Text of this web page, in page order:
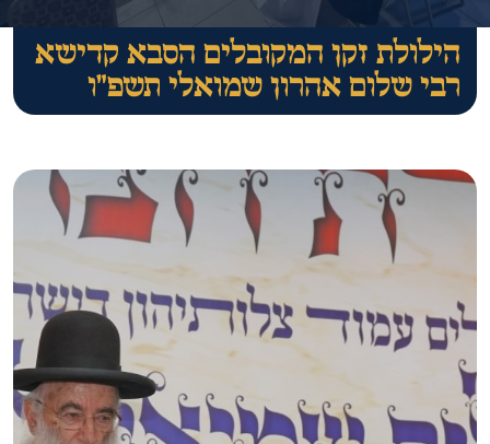
הילולת זקן המקובלים הסבא קדישא
רבי שלום אהרון שמואלי תשפ"ו